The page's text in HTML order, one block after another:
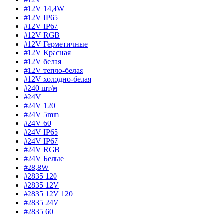
#12V 14,4W
#12V IP65
#12V IP67
#12V RGB
#12V Герметичные
#12V Красная
#12V белая
#12V тепло-белая
#12V холодно-белая
#240 шт/м
#24V
#24V 120
#24V 5mm
#24V 60
#24V IP65
#24V IP67
#24V RGB
#24V Белые
#28,8W
#2835 120
#2835 12V
#2835 12V 120
#2835 24V
#2835 60